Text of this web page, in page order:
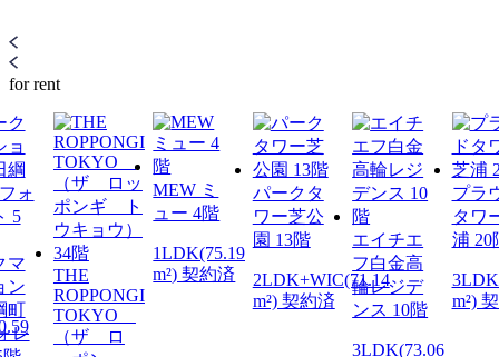
for rent
マ
ン
町
レ
THE
ROPPONGI
TOKYO
（ザ ロ
MEW ミ
ュー 4階
1LDK(75.19
m²) 契約済
パークタ
ワー芝公
園 13階
2LDK+WIC(71.14
m²) 契約済
エイチエ
フ白金高
輪レジデ
ンス 10階
3LDK(73.06
プラ
タワ
浦 20
m²)